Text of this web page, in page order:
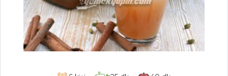
BALIK
YEMEKLERI
Fırınlanmış